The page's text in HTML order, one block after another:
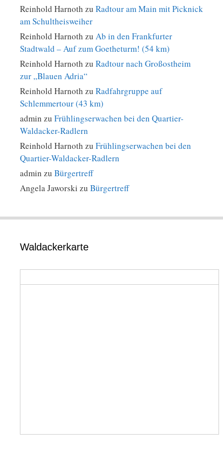
Reinhold Harnoth zu Radtour am Main mit Picknick
am Schultheisweiher
Reinhold Harnoth zu Ab in den Frankfurter
Stadtwald – Auf zum Goetheturm! (54 km)
Reinhold Harnoth zu Radtour nach Großostheim
zur „Blauen Adria“
Reinhold Harnoth zu Radfahrgruppe auf
Schlemmertour (43 km)
admin zu Frühlingserwachen bei den Quartier-
Waldacker-Radlern
Reinhold Harnoth zu Frühlingserwachen bei den
Quartier-Waldacker-Radlern
admin zu Bürgertreff
Angela Jaworski zu Bürgertreff
Waldackerkarte